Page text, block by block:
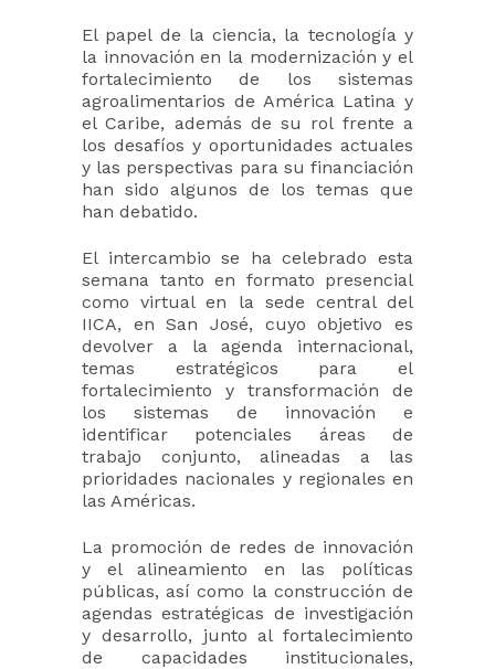
El papel de la ciencia, la tecnología y
la innovación en la modernización y el
fortalecimiento de los sistemas
agroalimentarios de América Latina y
el Caribe, además de su rol frente a
los desafíos y oportunidades actuales
y las perspectivas para su financiación
han sido algunos de los temas que
han debatido.
El intercambio se ha celebrado esta
semana tanto en formato presencial
como virtual en la sede central del
IICA, en San José, cuyo objetivo es
devolver a la agenda internacional,
temas estratégicos para el
fortalecimiento y transformación de
los sistemas de innovación e
identificar potenciales áreas de
trabajo conjunto, alineadas a las
prioridades nacionales y regionales en
las Américas.
La promoción de redes de innovación
y el alineamiento en las políticas
públicas, así como la construcción de
agendas estratégicas de investigación
y desarrollo, junto al fortalecimiento
de capacidades institucionales,